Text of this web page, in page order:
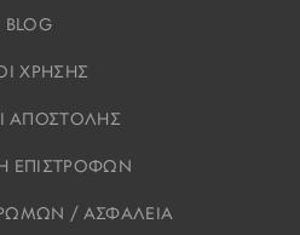
BLOG
ΧΡΗΣΗΣ
ΑΠΟΣΤΟΛΗΣ
ΕΠΙΣΤΡΟΦΩΝ
/ ΑΣΦΑΛΕΙΑ